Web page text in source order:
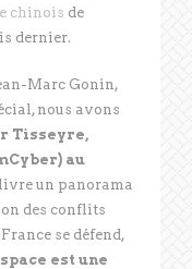
chinois de
dernier.
Marc Gonin,
nous avons
Tisseyre,
au
un panorama
des conflits
se défend,
est une